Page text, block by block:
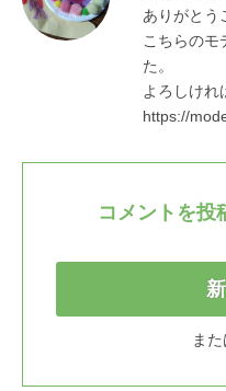
ありがとう
こちらのモ
た。
よろしけれ
https://
コメントを投
また